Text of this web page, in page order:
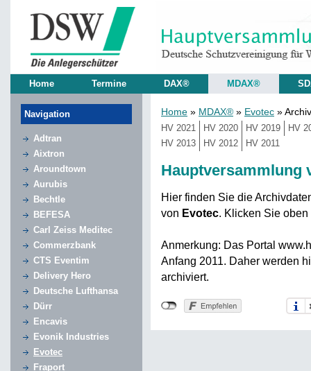
Home Termine DAX® MDAX®
Navigation
Adtran
Aixtron
Aroundtown
Aurubis
Bechtle
BEFESA
Carl Zeiss Meditec
Commerzbank
CTS Eventim
Delivery Hero
Deutsche Lufthansa
Dürr
Encavis
Evonik Industries
Evotec
Fraport
Home » MDAX® » Evotec »Archiv
HV 2021 HV 2020 HV 2019
HV
HV 2013
HV 2012 HV 2011
Hauptversammlung
Hier finden Sie die
von Evotec. Klicken Sie
Anmerkung: Das Portal
Anfang 2011. Daher werden
archiviert.